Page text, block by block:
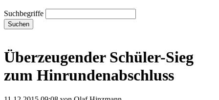
Suchbegriffe
Suchen
Überzeugender Schüler-Sieg
zum Hinrundenabschluss